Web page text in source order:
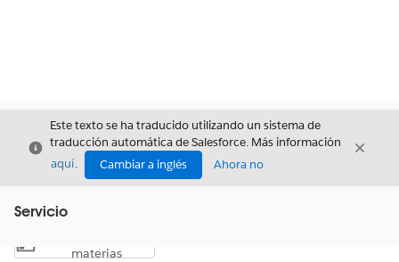
Cerrar
Este texto se ha traducido utilizando un sistema de
traducción automática de Salesforce. Más información
aquí. Cambiar a inglés Ahora no
Cerrar
Servicio
Mostrar índice de materias
materias